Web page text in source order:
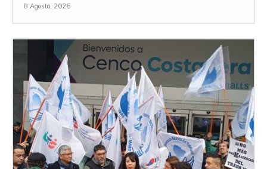
8 Agosto, 2026